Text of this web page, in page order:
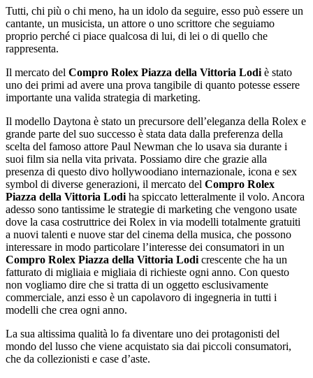
Tutti, chi più o chi meno, ha un idolo da seguire, esso può essere un
cantante, un musicista, un attore o uno scrittore che seguiamo
proprio perché ci piace qualcosa di lui, di lei o di quello che
rappresenta.
Il mercato del Compro Rolex Piazza della Vittoria Lodi è stato
uno dei primi ad avere una prova tangibile di quanto potesse essere
importante una valida strategia di marketing.
Il modello Daytona è stato un precursore dell’eleganza della Rolex e
grande parte del suo successo è stata data dalla preferenza della
scelta del famoso attore Paul Newman che lo usava sia durante i
suoi film sia nella vita privata. Possiamo dire che grazie alla
presenza di questo divo hollywoodiano internazionale, icona e sex
symbol di diverse generazioni, il mercato del Compro Rolex
Piazza della Vittoria Lodi ha spiccato letteralmente il volo. Ancora
adesso sono tantissime le strategie di marketing che vengono usate
dove la casa costruttrice dei Rolex in via modelli totalmente gratuiti
a nuovi talenti e nuove star del cinema della musica, che possono
interessare in modo particolare l’interesse dei consumatori in un
Compro Rolex Piazza della Vittoria Lodi crescente che ha un
fatturato di migliaia e migliaia di richieste ogni anno. Con questo
non vogliamo dire che si tratta di un oggetto esclusivamente
commerciale, anzi esso è un capolavoro di ingegneria in tutti i
modelli che crea ogni anno.
La sua altissima qualità lo fa diventare uno dei protagonisti del
mondo del lusso che viene acquistato sia dai piccoli consumatori,
che da collezionisti e case d’aste.